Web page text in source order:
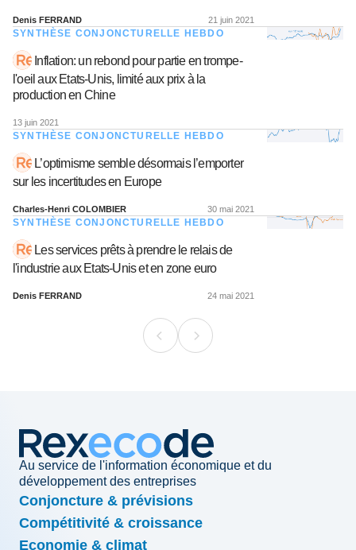
Denis FERRAND 21 juin 2021
SYNTHÈSE CONJONCTURELLE HEBDO
Inflation: un rebond pour partie en trompe-
l'oeil aux Etats-Unis, limité aux prix à la
production en Chine
13 juin 2021
SYNTHÈSE CONJONCTURELLE HEBDO
L’optimisme semble désormais l’emporter
sur les incertitudes en Europe
Charles-Henri COLOMBIER 30 mai 2021
SYNTHÈSE CONJONCTURELLE HEBDO
Les services prêts à prendre le relais de
l'industrie aux Etats-Unis et en zone euro
Denis FERRAND 24 mai 2021
Au service de l'information économique et du
développement des entreprises
Conjoncture & prévisions
Compétitivité & croissance
Economie & climat